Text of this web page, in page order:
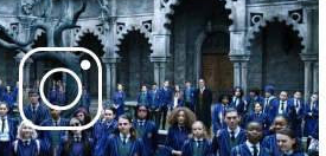
You Don't Woe Me by Now
A Murder of Woes